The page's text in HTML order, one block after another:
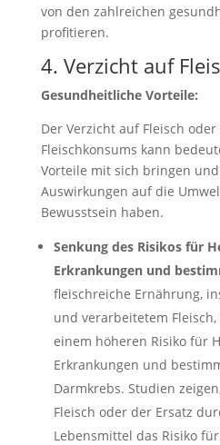
von den zahlreichen
profitieren.
4. Verzicht auf
Gesundheitliche Vorteile:
Der Verzicht auf Fleisch
Fleischkonsums kann
Vorteile mit sich bringen
Auswirkungen auf die
Bewusstsein haben.
Senkung des Risikos für
Erkrankungen und
fleischreiche Ernährung,
und verarbeitetem
einem höheren Risiko für
Erkrankungen und
Darmkrebs. Studien
Fleisch oder der Ersatz
Lebensmittel das Risiko